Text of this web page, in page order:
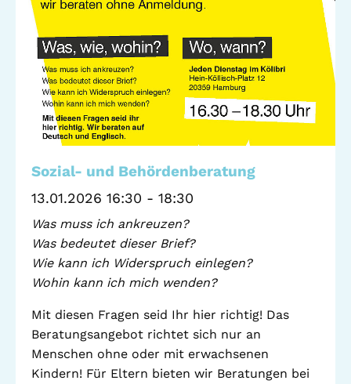
Standorte
Gemeinwesenarbeit
Raumvermietung
Auszeichnungen
Jobs + Praktika
Förderverein
Förderer
Ferienprogramm
Beratung +
Unterstützung
ADEBAR
starK
Stadtteil + Kultur
Kölibri
Stadtteilarbeit
Sozial- und Behördenberatung
13.01.2026 16:30 - 18:30
Was muss ich ankreuzen?
Was bedeutet dieser Brief?
Wie kann ich Widerspruch einlegen?
Wohin kann ich mich wenden?
Mit diesen Fragen seid Ihr hier richtig! Das
Beratungsangebot richtet sich nur an
Menschen ohne oder mit erwachsenen
Kindern! Für Eltern bieten wir Beratungen bei